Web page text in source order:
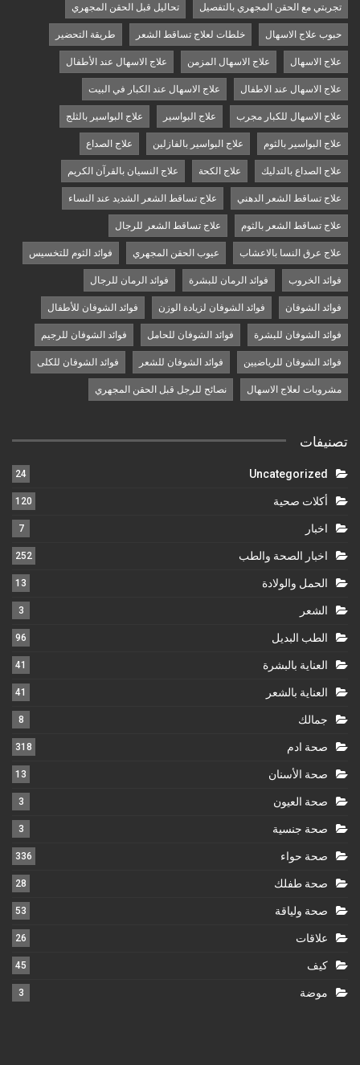
تجربتي مع الحقن المجهري بالتفصيل تحاليل قبل الحقن المجهري
حبوب علاج الاسهال خلطات لعلاج تساقط الشعر طريقة التحضير
علاج الاسهال علاج الاسهال المزمن علاج الاسهال عند الأطفال
علاج الاسهال عند الاطفال علاج الاسهال عند الكبار في البيت
علاج الاسهال للكبار مجرب علاج البواسير علاج البواسير بالثلج
علاج البواسير بالثوم علاج البواسير بالفازلين علاج الصداع
علاج الصداع بالتدليك علاج الكحة علاج النسيان بالقرآن الكريم
علاج تساقط الشعر الدهني علاج تساقط الشعر الشديد عند النساء
علاج تساقط الشعر بالثوم علاج تساقط الشعر للرجال
علاج عرق النسا بالاعشاب عيوب الحقن المجهري فوائد الثوم للتخسيس
فوائد الخروب فوائد الرمان للبشرة فوائد الرمان للرجال
فوائد الشوفان فوائد الشوفان لزيادة الوزن فوائد الشوفان للأطفال
فوائد الشوفان للبشرة فوائد الشوفان للحامل فوائد الشوفان للرجيم
فوائد الشوفان للرياضيين فوائد الشوفان للشعر فوائد الشوفان للكلى
مشروبات لعلاج الاسهال نصائح للرجل قبل الحقن المجهري
تصنيفات
Uncategorized
24
أكلات صحية 120
اخبار 7
اخبار الصحة والطب 252
الحمل والولادة 13
الشعر 3
الطب البديل 96
العناية بالبشرة 41
العناية بالشعر 41
جمالك 8
صحة ادم 318
صحة الأسنان 13
صحة العيون 3
صحة جنسية 3
صحة حواء 336
صحة طفلك 28
صحة ولياقة 53
علاقات 26
كيف 45
موضة 3